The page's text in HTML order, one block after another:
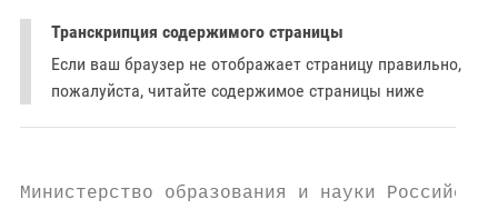
Транскрипция содержимого страницы
Если ваш браузер не отображает страницу правильно,
пожалуйста, читайте содержимое страницы ниже
Министерство образования и науки